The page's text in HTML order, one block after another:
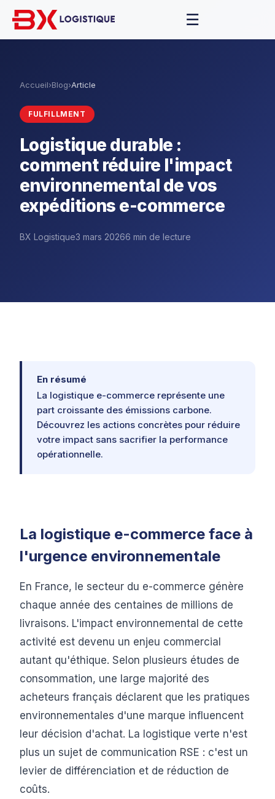
☰
Accueil›Blog›Article
FULFILLMENT
Logistique durable :
comment réduire l'impact
environnemental de vos
expéditions e-commerce
BX Logistique3 mars 20266 min de lecture
En résumé
La logistique e-commerce représente une
part croissante des émissions carbone.
Découvrez les actions concrètes pour réduire
votre impact sans sacrifier la performance
opérationnelle.
La logistique e-commerce face à
l'urgence environnementale
En France, le secteur du e-commerce génère
chaque année des centaines de millions de
livraisons. L'impact environnemental de cette
activité est devenu un enjeu commercial
autant qu'éthique. Selon plusieurs études de
consommation, une large majorité des
acheteurs français déclarent que les pratiques
environnementales d'une marque influencent
leur décision d'achat. La logistique verte n'est
plus un sujet de communication RSE : c'est un
levier de différenciation et de réduction de
coûts.